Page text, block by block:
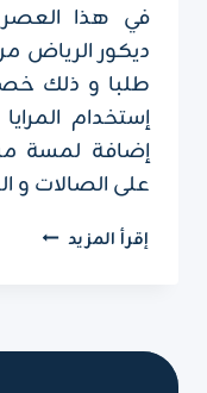
في هذا العصر
ديكور الرياض
طلبا و ذلك
إستخدام
إضافة لمسة من
على الصالات و
إقرأ المزيد تركيب
ت: